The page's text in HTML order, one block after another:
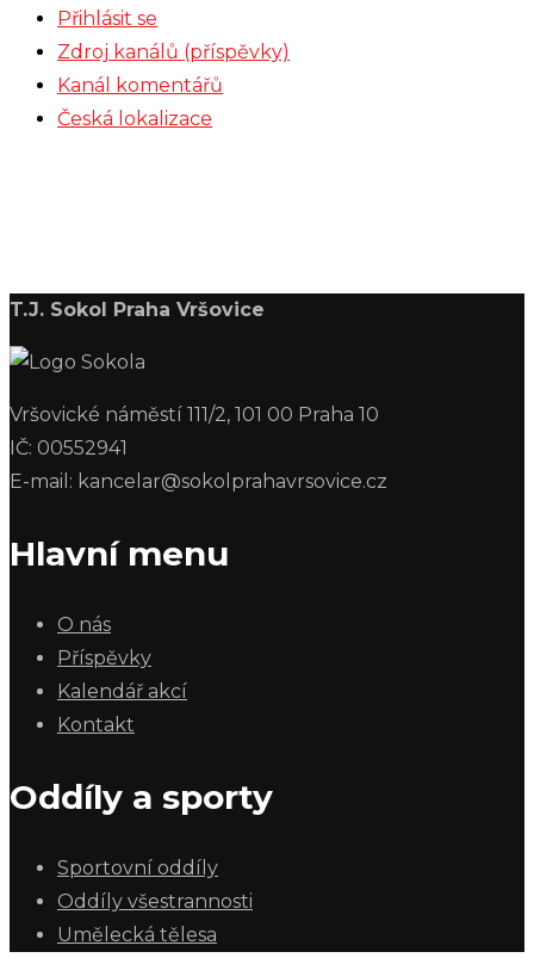
Přihlásit se
Zdroj kanálů (příspěvky)
Kanál komentářů
Česká lokalizace
T.J. Sokol Praha Vršovice
Vršovické náměstí 111/2, 101 00 Praha 10
IČ: 00552941
E-mail: kancelar@sokolprahavrsovice.cz
Hlavní menu
O nás
Příspěvky
Kalendář akcí
Kontakt
Oddíly a sporty
Sportovní oddíly
Oddíly všestrannosti
Umělecká tělesa